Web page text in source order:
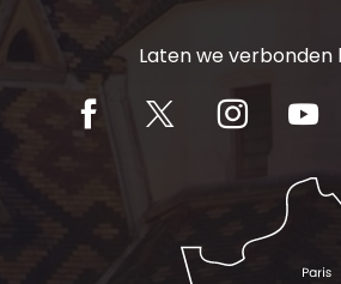
Laten we verbonden